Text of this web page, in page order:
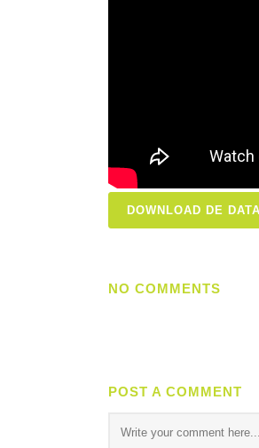
DOWNLOAD DE
NO COMMENTS
POST A COMMENT